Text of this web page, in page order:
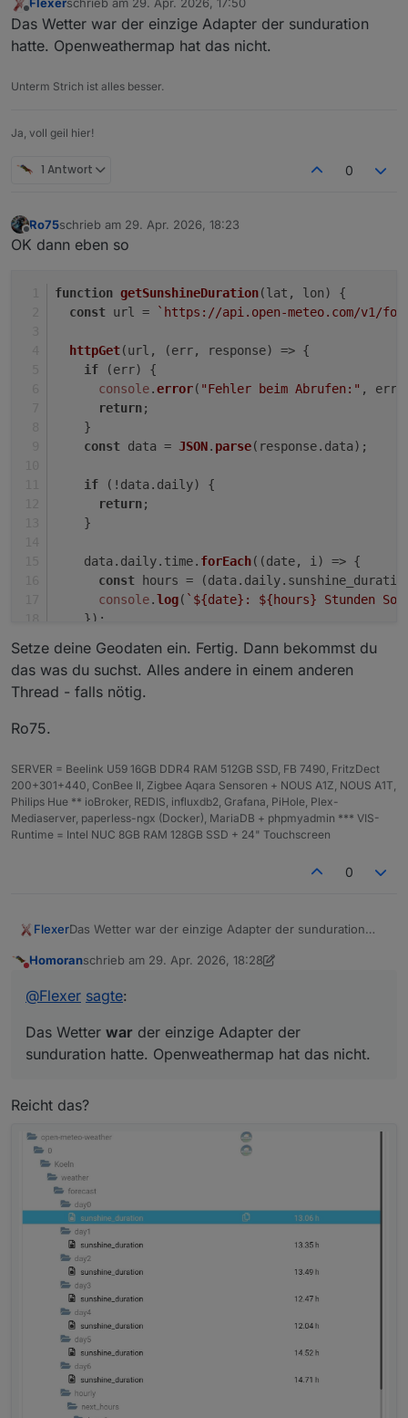
Offline
Flexerschrieb am 29. Apr. 2026, 17:50
zuletzt editiert von
Das Wetter war der einzige Adapter der sunduration
hatte. Openweathermap hat das nicht.
Unterm Strich ist alles besser.
Ja, voll geil hier!
1 Antwort 0
Offline
Ro75schrieb am 29. Apr. 2026, 18:23
zuletzt editiert von
OK dann eben so
function getSunshineDuration(lat, lon) {
const url = `https://api.open-meteo.com/v1/
httpGet(url, (err, response) => {
if (err) {
console.error( "Fehler beim Abrufen:" ,
return;
    }
const data = JSON. parse(response. data);
if (!data. daily) {
return;
    }
    data.
daily. time. forEach( (date, i) => {
const hours = (data. daily.
console.log( ` ${date} : ${hours} Stunden
    });
}
getSunshineDuration
Setze deine Geodaten ein. Fertig. Dann bekommst du
das was du suchst. Alles andere in einem anderen
Thread - falls nötig.
Ro75.
SERVER = Beelink U59 16GB DDR4 RAM 512GB SSD, FB 7490, FritzDect
200+301+440, ConBee II, Zigbee Aqara Sensoren + NOUS A1Z, NOUS A1T,
Philips Hue ** ioBroker, REDIS, influxdb2, Grafana, PiHole, Plex-
Mediaserver, paperless-ngx (Docker), MariaDB + phpmyadmin *** VIS-
Runtime = Intel NUC 8GB RAM 128GB SSD + 24" Touchscreen
0
FlexerDas Wetter war der einzige Adapter der sunduration
Homoranschrieb am 29. Apr. 2026, 18:28
zuletzt editiert von Homoran
@Flexer sagte:
Das Wetter war der einzige Adapter der
sunduration hatte. Openweathermap hat das nicht.
Reicht das?